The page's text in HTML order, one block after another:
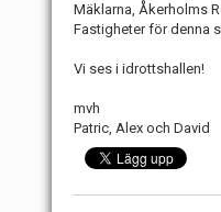
Mäklarna, Åkerholms
Fastigheter för denna
Vi ses i idrottshallen!
mvh
Patric, Alex och David